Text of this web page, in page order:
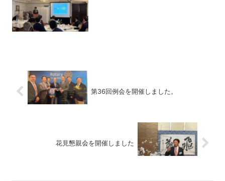
第36回例会を開催しました。
花見懇親会を開催しました